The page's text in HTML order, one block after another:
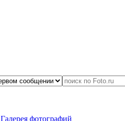
Галерея фотографий